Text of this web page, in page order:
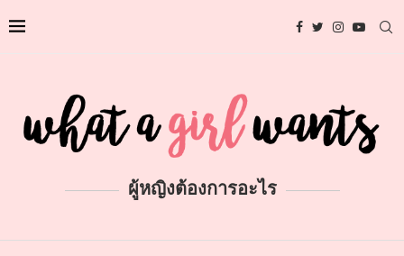
ผู้หญิงต้องการอะไร